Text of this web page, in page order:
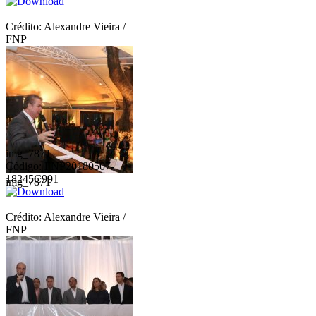
Crédito: Alexandre Vieira /
FNP
img_7871
img_7871
Código: FNP20180507-
18245C991
Crédito: Alexandre Vieira /
FNP